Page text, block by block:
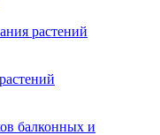
растений
балконных и